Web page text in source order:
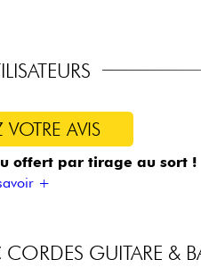
AVIS
offert par tirage au sort !
+
GUITARE &